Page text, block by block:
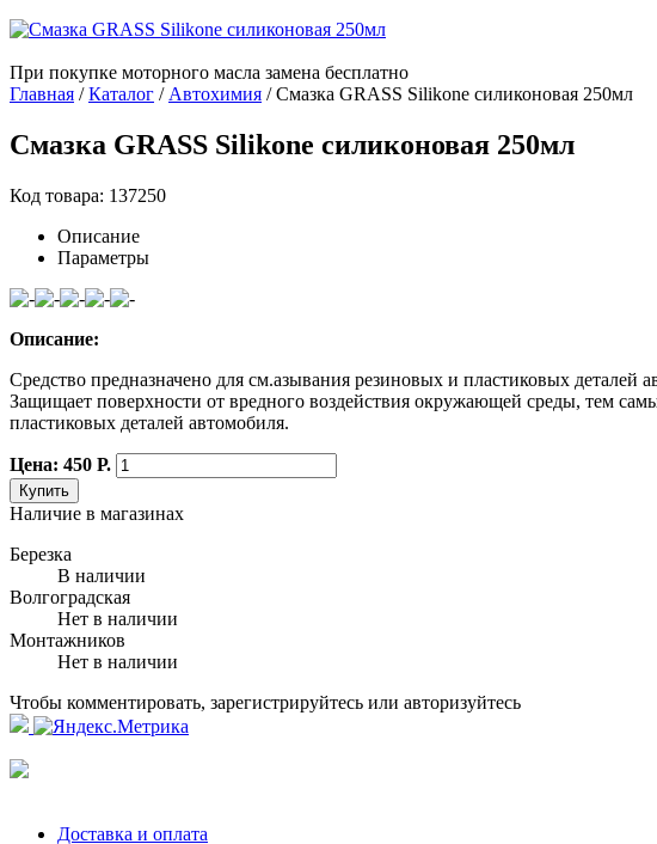
При покупке моторного масла замена бесплатно
Главная /Каталог / Автохимия /Смазка GRASS Silikone силиконовая 250мл
Смазка GRASS Silikone силиконовая 250мл
Код товара: 137250
Описание
Параметры
Описание:
Средство предназначено для см.азывания резиновых и пластиковых
Защищает поверхности от вредного воздействия окружающей среды, тем
пластиковых деталей автомобиля.
Цена: 450 Р.
Купить
Наличие в магазинах
Березка
В наличии
Волгоградская
Нет в наличии
Монтажников
Нет в наличии
Чтобы комментировать, зарегистрируйтесь или авторизуйтесь
Доставка и оплата